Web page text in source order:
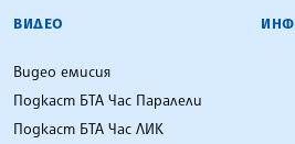
ВИДЕО
Видео емисия
Подкаст БТА Час Паралели
Подкаст БТА Час ЛИК